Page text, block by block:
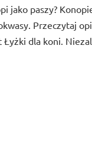
jako paszy?
Przeczytaj
dla koni.